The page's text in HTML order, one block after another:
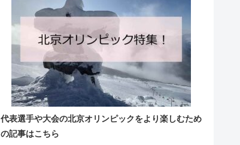
代表選手や大会の北京オリンピックをより楽しむため
の記事はこちら